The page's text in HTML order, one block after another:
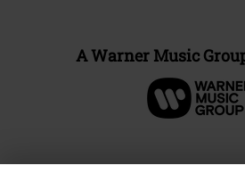
A Warner Music